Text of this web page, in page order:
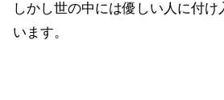
しかし世の中には優しい人に付
います。